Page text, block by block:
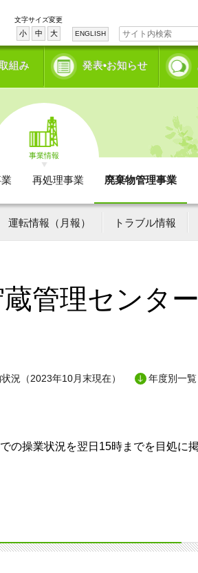
文字サイズ変更
小 中 大 ENGLISH
組み 発表•お知らせ
事業情報
再処理事業 廃棄物管理事業
運転情報（月報） トラブル情報
管理センタ
況（2023年10月末現在） 年度別一覧
の操業状況を翌日15時までを目処に